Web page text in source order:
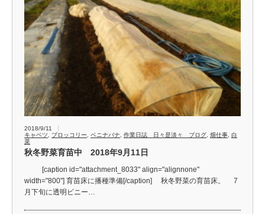
2018/9/11
キャベツ
ブロッコリー ベニナバナ 作業日誌 日々是淡々 ブログ 畑仕事 白
菜
秋冬野菜育苗中 2018年9月11日
[caption id="attachment_8033" align="alignnone"
width="800"] 育苗床に播種準備[/caption] 秋冬野菜の育苗床。 7
月下旬に透明ビニー…